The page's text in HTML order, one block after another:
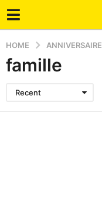
HOME ANNIVERSAIRE
famille
Recent